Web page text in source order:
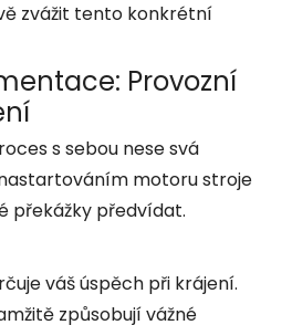
zvážit tento konkrétní
Provozní
s sebou nese svá
motoru stroje
překážky předvídat.
váš úspěch při krájení.
způsobují vážné